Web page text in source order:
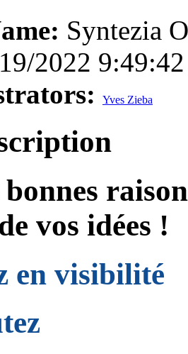
Syntezia
2022
Yves Zieba
bonnes
vos idées !
en visibilité